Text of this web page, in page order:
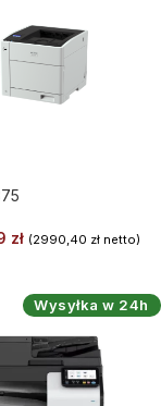
zł (2990,40 złnetto)
Wysyłka w 24h